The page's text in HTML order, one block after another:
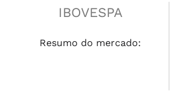
IBOVESPA
Resumo do mercado: